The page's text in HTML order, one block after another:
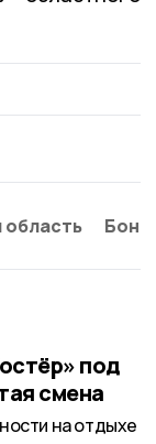
область
под
смена
на отдыхе